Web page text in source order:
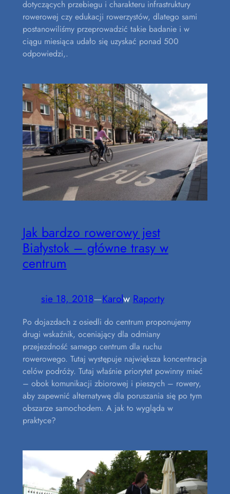
dotyczących przebiegu i charakteru infrastruktury
rowerowej czy edukacji rowerzystów, dlatego sami
postanowiliśmy przeprowadzić takie badanie i w
ciągu miesiąca udało się uzyskać ponad 500
odpowiedzi,.
Jak bardzo rowerowy jest
Białystok – główne trasy w
centrum
sie 18, 2018—Karolw Raporty
Po dojazdach z osiedli do centrum proponujemy
drugi wskaźnik, oceniający dla odmiany
przejezdność samego centrum dla ruchu
rowerowego. Tutaj występuje największa koncentracja
celów podróży. Tutaj właśnie priorytet powinny mieć
– obok komunikacji zbiorowej i pieszych – rowery,
aby zapewnić alternatywę dla poruszania się po tym
obszarze samochodem. A jak to wygląda w
praktyce?